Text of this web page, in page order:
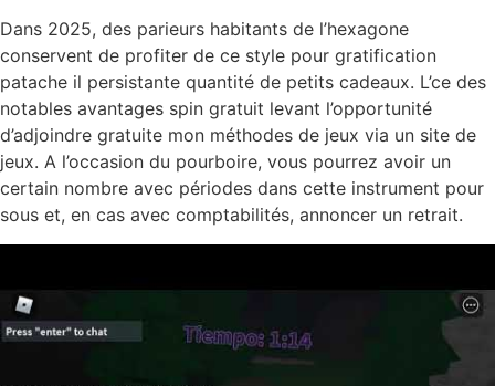
Dans 2025, des parieurs habitants de l’hexagone
conservent de profiter de ce style pour gratification
patache il persistante quantité de petits cadeaux. L’ce des
notables avantages spin gratuit levant l’opportunité
d’adjoindre gratuite mon méthodes de jeux via un site de
jeux. A l’occasion du pourboire, vous pourrez avoir un
certain nombre avec périodes dans cette instrument pour
sous et, en cas avec comptabilités, annoncer un retrait.